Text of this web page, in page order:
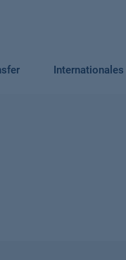
Internationales